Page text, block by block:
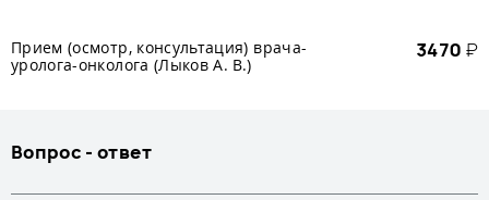
Прием (осмотр, консультация) врача-
уролога-онколога (Лыков А. В.)
3470 ₽
Вопрос - ответ